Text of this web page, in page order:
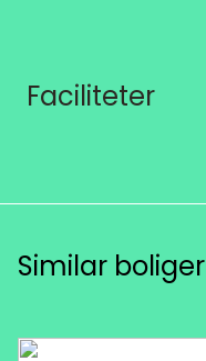
Faciliteter
Similar boliger